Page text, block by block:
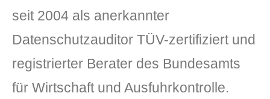
seit 2004 als anerkannter
Datenschutzauditor TÜV-zertifiziert und
registrierter Berater des Bundesamts
für Wirtschaft und Ausfuhrkontrolle.